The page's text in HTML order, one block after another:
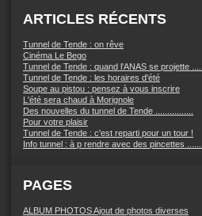
ARTICLES RÉCENTS
Tunnel de Tende : on rêve
Cinéma Le Bego
Tunnel de Tende : quand l'ANAS se projette ......
Tunnel de Tende : les horaires d'été
Soupe au pistou : pensez à vous inscrire
L'été sera chaud à Morignole
Des nouvelles du tunnel de Tende ................
Pour votre plaisir
Tunnel de Tende : c'est reparti pour un tour !
Info tunnel : à p rendre avec des pincettes .......
PAGES
ALBUM PHOTOS Ajout de photos diverses